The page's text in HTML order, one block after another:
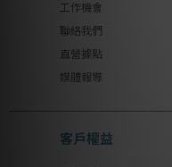
工作機會
聯絡我們
直營據點
媒體報導
客戶權益